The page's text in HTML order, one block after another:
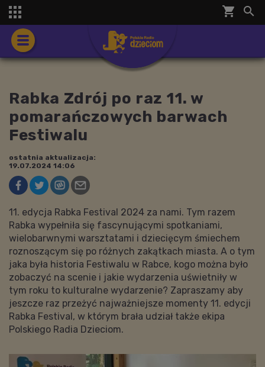
shopping_cart 

Rabka Zdrój po raz 11. w
pomarańczowych barwach
Festiwalu
ostatnia aktualizacja:
19.07.2024 14:06
11. edycja Rabka Festival 2024 za nami. Tym razem
Rabka wypełniła się fascynującymi spotkaniami,
wielobarwnymi warsztatami i dziecięcym śmiechem
roznoszącym się po różnych zakątkach miasta. A o tym
jaka była historia Festiwalu w Rabce, kogo można było
zobaczyć na scenie i jakie wydarzenia uświetniły w
tym roku to kulturalne wydarzenie? Zapraszamy aby
jeszcze raz przeżyć najważniejsze momenty 11. edycji
Rabka Festival, w którym brała udział także ekipa
Polskiego Radia Dzieciom.